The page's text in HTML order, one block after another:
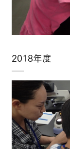
2018年度